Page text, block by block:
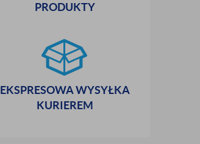
PRODUKTY
EKSPRESOWA WYSYŁKA
KURIEREM